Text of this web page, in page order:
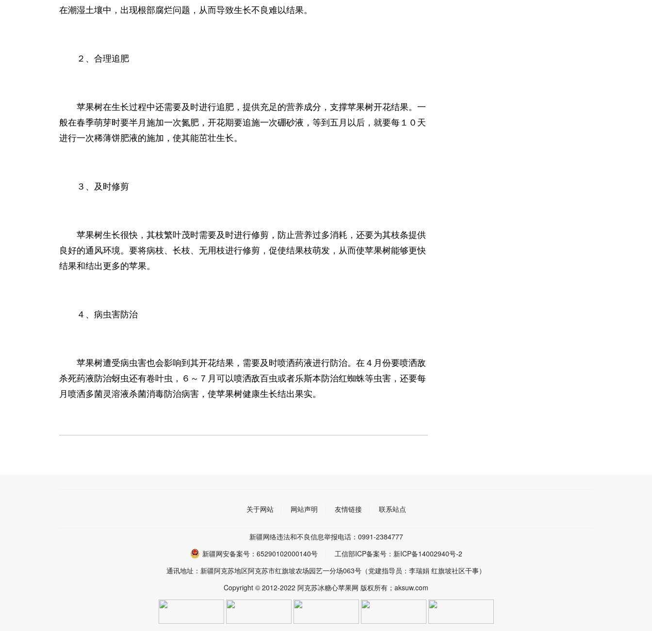
在潮湿土壤中，出现根部腐烂问题，从而导致生长不良难以结果。
２、合理追肥
苹果树在生长过程中还需要及时进行追肥，提供充足的营养成分，支撑苹果树开花结果。一
般在春季萌芽时要半月施加一次氮肥，开花期要追施一次硼砂液，等到五月以后，就要每１０天
进行一次稀薄饼肥液的施加，使其能茁壮生长。
３、及时修剪
苹果树生长很快，其枝繁叶茂时需要及时进行修剪，防止营养过多消耗，还要为其枝条提供
良好的通风环境。要将病枝、长枝、无用枝进行修剪，促使结果枝萌发，从而使苹果树能够更快
结果和结出更多的苹果。
４、病虫害防治
苹果树遭受病虫害也会影响到其开花结果，需要及时喷洒药液进行防治。在４月份要喷洒敌
杀死药液防治蚜虫还有卷叶虫，６～７月可以喷洒敌百虫或者乐斯本防治红蜘蛛等虫害，还要每
月喷洒多菌灵溶液杀菌消毒防治病害，使苹果树健康生长结出果实。
关于网站 网站声明 友情链接 联系站点
新疆网络违法和不良信息举报电话：0991-2384777
新疆网安备案号： 65290102000140号 工信部ICP备案号： 新ICP备14002940号-2
通讯地址：新疆阿克苏地区阿克苏市红旗坡农场园艺一分场063号（党建指导员：李瑞娟 红旗坡社区干事）
Copyright © 2012-2022 阿克苏冰糖心苹果网 版权所有；aksuw.com